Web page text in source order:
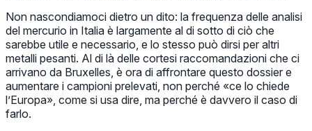
Non nascondiamoci dietro un dito: la frequenza delle analisi
del mercurio in Italia è largamente al di sotto di ciò che
sarebbe utile e necessario, e lo stesso può dirsi per altri
metalli pesanti. Al di là delle cortesi raccomandazioni che ci
arrivano da Bruxelles, è ora di affrontare questo dossier e
aumentare i campioni prelevati, non perché «ce lo chiede
l’Europa», come si usa dire, ma perché è davvero il caso di
farlo.